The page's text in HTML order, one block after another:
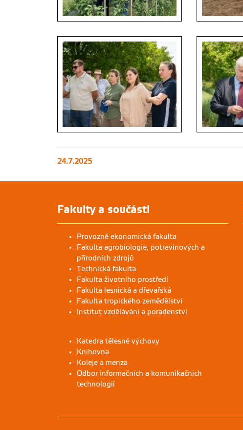
24.7.2025
Fakulty a součásti
Provozně ekonomická fakulta
Fakulta agrobiologie, potravinových a
přírodních zdrojů
Technická fakulta
Fakulta životního prostředí
Fakulta lesnická a dřevařská
Fakulta tropického zemědělství
Institut vzdělávání a poradenství
Katedra tělesné výchovy
Knihovna
Koleje a menza
Odbor informačních a komunikačních
technologií